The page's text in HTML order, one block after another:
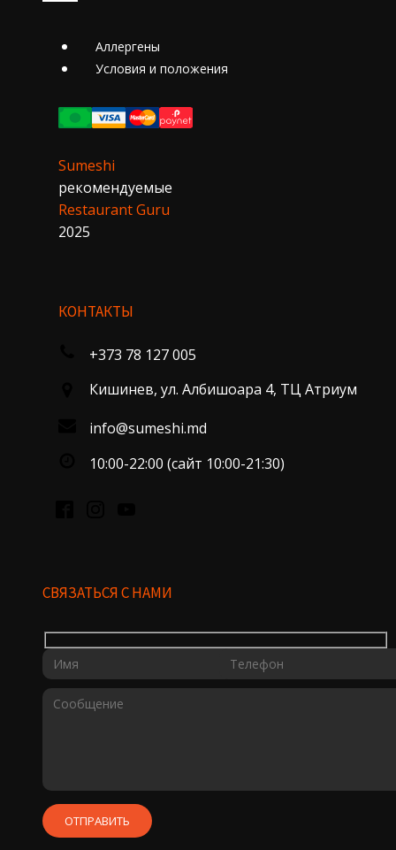
Аллергены
Условия и положения
Sumeshi
рекомендуемые
Restaurant Guru
2025
КОНТАКТЫ
+373 78 127 005
Кишинев, ул. Албишоара 4, ТЦ Атриум
info@sumeshi.md
10:00-22:00 (сайт 10:00-21:30)
СВЯЗАТЬСЯ С НАМИ